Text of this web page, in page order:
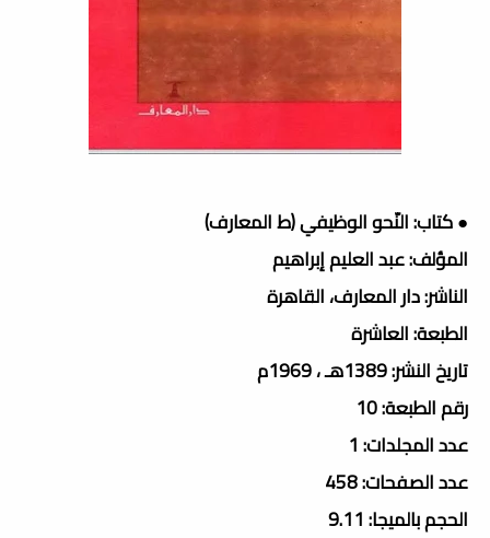
● كتاب: النّحو الوظيفي (ط المعارف)
المؤلف: عبد العليم إبراهيم
الناشر: دار المعارف، القاهرة
الطبعة: العاشرة
تاريخ النشر: 1389هـ ، 1969م
رقم الطبعة: 10
عدد المجلدات: 1
عدد الصفحات: 458
الحجم بالميجا: 9.11